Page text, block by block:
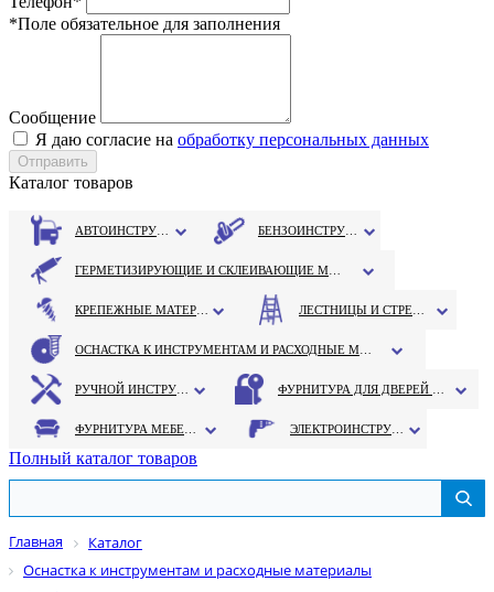
*Поле обязательное для заполнения
Сообщение
Я даю согласие на обработку персональных данных
Каталог товаров
Полный каталог товаров
Главная
Каталог
Оснастка к инструментам и расходные материалы